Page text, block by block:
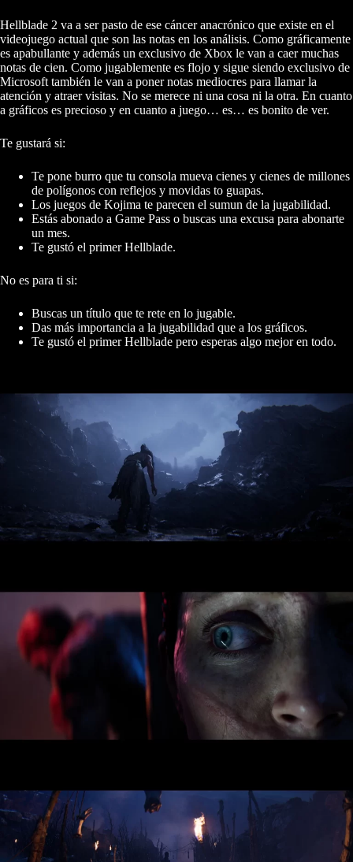
Hellblade 2 va a ser pasto de ese cáncer anacrónico que existe en el
videojuego actual que son las notas en los análisis. Como gráficamente
es apabullante y además un exclusivo de Xbox le van a caer muchas
notas de cien. Como jugablemente es flojo y sigue siendo exclusivo de
Microsoft también le van a poner notas mediocres para llamar la
atención y atraer visitas. No se merece ni una cosa ni la otra. En cuanto
a gráficos es precioso y en cuanto a juego… es… es bonito de ver.
Te gustará si:
Te pone burro que tu consola mueva cienes y cienes de millones
de polígonos con reflejos y movidas to guapas.
Los juegos de Kojima te parecen el sumun de la jugabilidad.
Estás abonado a Game Pass o buscas una excusa para abonarte
un mes.
Te gustó el primer Hellblade.
No es para ti si:
Buscas un título que te rete en lo jugable.
Das más importancia a la jugabilidad que a los gráficos.
Te gustó el primer Hellblade pero esperas algo mejor en todo.